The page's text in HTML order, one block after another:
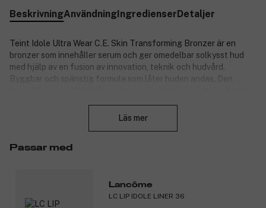
BeskrivningAnvändningIngredienserDetaljer
Teint Idole Ultra Wear C.E. Skin Transforming Bronzer är en
bronzer som innehåller serum och ger omedelbar solkysst hud
med hjälp av en fusion av innovation, teknik och hudvård.
Byggbar och spänstig formula som låter huden andas. Den
upp till 24 timmar. Njut av en naturligt solkysst look 365 dagar
Byggbar och smälter sömlöst in i huden
Innehåller C-vitaminderivat, E-vitamin och moringaolja
Läs mer
Passar med
Lancôme
LC LIP IDOLE LINER 36